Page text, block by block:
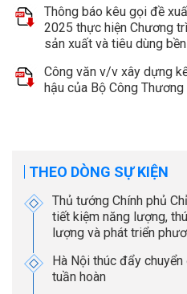
Thông báo kêu gọi đề
2025 thực hiện Chương
sản xuất và tiêu dùng
Công văn v/v xây dựng
hậu của Bộ Công
THEO DÒNG SỰ KIỆN
Thủ tướng Chính phủ
tiết kiệm năng lượng,
lượng và phát triển
Hà Nội thúc đẩy
tuần hoàn